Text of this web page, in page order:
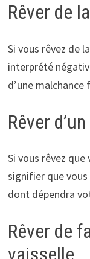
Rêver de
Si vous rêvez de
interprété
d’une malchance
Rêver
Si vous rêvez
signifier que
dont dépendra
Rêver de
vaisselle